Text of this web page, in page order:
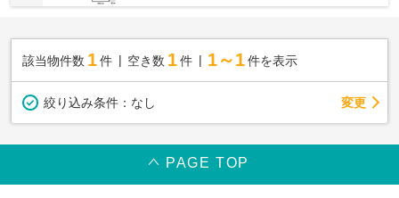
該当物件数 1件 空き数 1 件 1～1 件を表示
絞り込み条件： なし 変更
PAGE TOP